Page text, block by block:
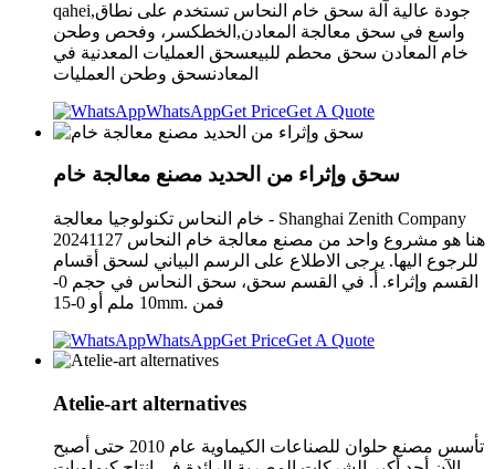
qahei,جودة عالية آلة سحق خام النحاس تستخدم على نطاق
واسع في سحق معالجة المعادن,الخطكسر، وفحص وطحن
خام المعادن سحق محطم للبيعسحق العمليات المعدنية في
المعادنسحق وطحن العمليات
WhatsAppGet PriceGet A Quote
سحق وإثراء من الحديد مصنع معالجة خام
خام النحاس تكنولوجيا معالجة - Shanghai Zenith Company
20241127 هنا هو مشروع واحد من مصنع معالجة خام النحاس
للرجوع اليها. يرجى الاطلاع على الرسم البياني لسحق أقسام
القسم وإثراء. أ. في القسم سحق، سحق النحاس في حجم 0-
10 ملم أو 0-15mm. فمن
WhatsAppGet PriceGet A Quote
Atelie-art alternatives
تأسس مصنع حلوان للصناعات الكيماوية عام 2010 حتى أصبح